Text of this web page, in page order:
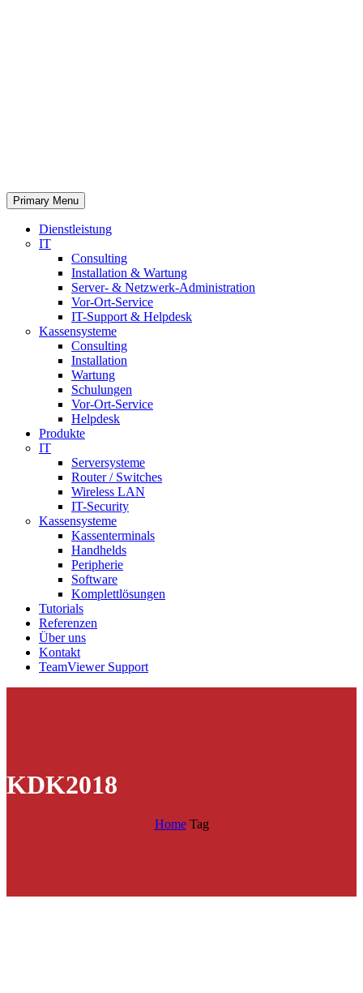
Primary Menu
Dienstleistung
IT
Consulting
Installation & Wartung
Server- & Netzwerk-Administration
Vor-Ort-Service
IT-Support & Helpdesk
Kassensysteme
Consulting
Installation
Wartung
Schulungen
Vor-Ort-Service
Helpdesk
Produkte
IT
Serversysteme
Router / Switches
Wireless LAN
IT-Security
Kassensysteme
Kassenterminals
Handhelds
Peripherie
Software
Komplettlösungen
Tutorials
Referenzen
Über uns
Kontakt
TeamViewer Support
KDK2018
Home Tag